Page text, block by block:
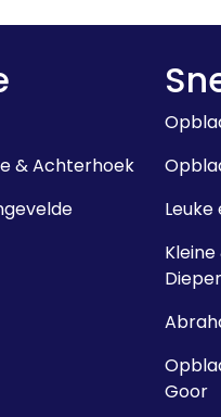
& Achterhoek
Goor